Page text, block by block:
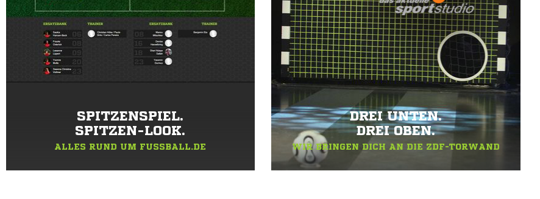
SPITZENSPIEL.
SPITZEN-LOOK.
ALLES RUND UM FUSSBALL.DE
DREI UNTEN.
DREI OBEN.
WIR BRINGEN DICH AN DIE ZDF-TORWAND